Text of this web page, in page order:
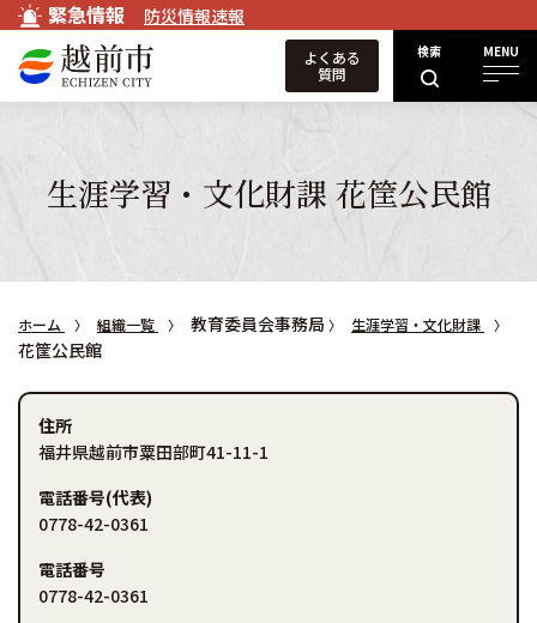
緊急情報 防災情報速報
検索 MENU
よくある
質問
生涯学習・文化財課 花筐公民館
ホーム 組織一覧 教育委員会事務局 生涯学習・文化財課
花筐公民館
住所
福井県越前市粟田部町41-11-1
電話番号(代表)
0778-42-0361
電話番号
0778-42-0361